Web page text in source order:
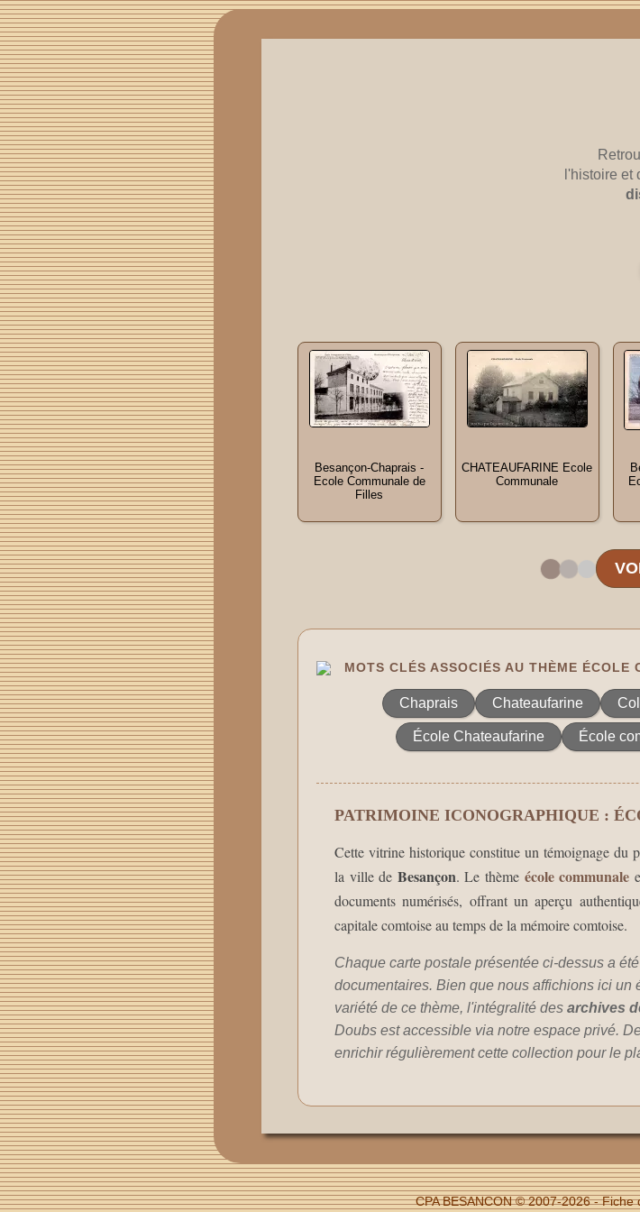
l'histoire et
Besançon-Chaprais -
Ecole Communale de
Filles
CHATEAUFARINE Ecole
Communale
MOTS CLÉS ASSOCIÉS AU THÈME ÉCOLE
Chaprais Chateaufarine
École Chateaufarine École
PATRIMOINE ICONOGRAPHIQUE :
Cette vitrine historique constitue un témoignage du
la ville de Besançon. Le thème école communale
documents numérisés, offrant un aperçu
capitale comtoise au temps de la mémoire comtoise.
Chaque carte postale présentée ci-dessus a
documentaires. Bien que nous affichions ici un
variété de ce thème, l'intégralité des archives
Doubs est accessible via notre espace privé.
enrichir régulièrement cette collection pour le
CPA BESANCON © 2007-2026 -